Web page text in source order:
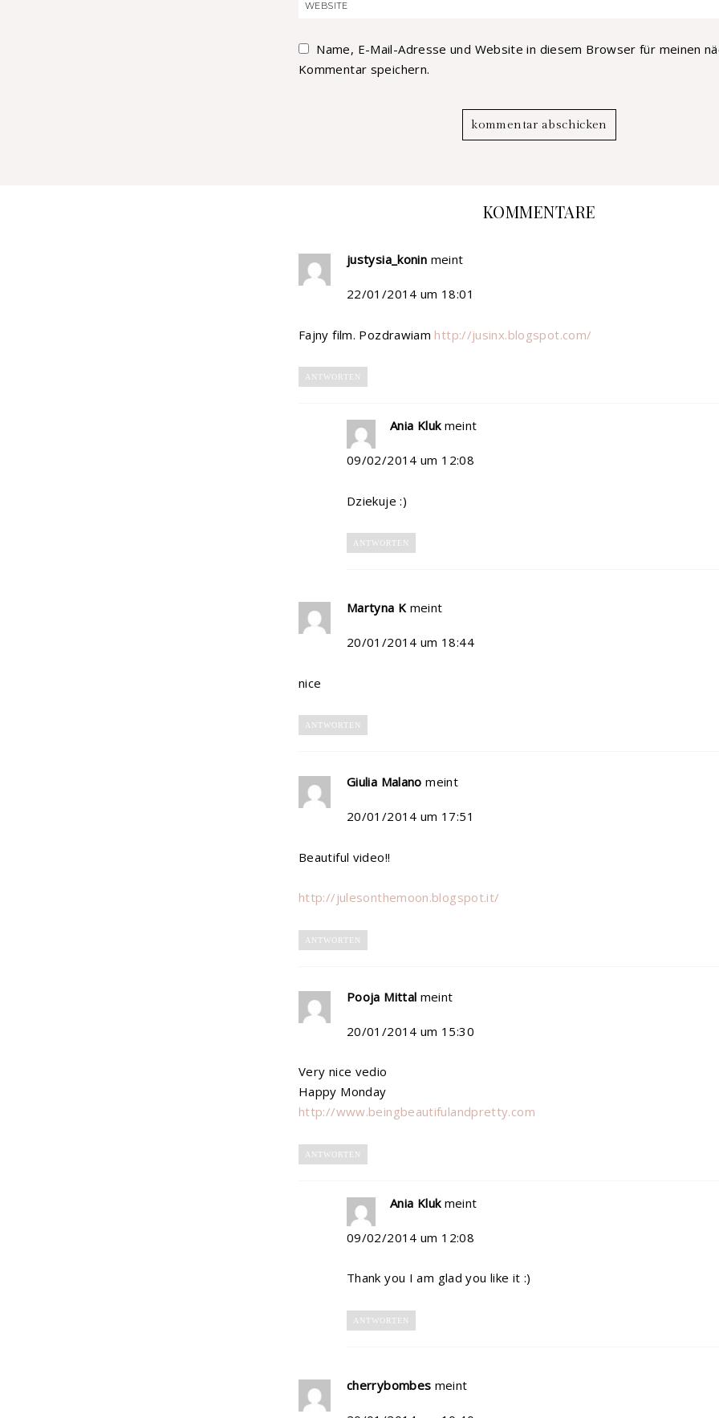
Name, E-Mail-Adresse und Website in diesem Browser für meinen
Kommentar speichern.
KOMMENTARE
justysia_konin meint
22/01/2014 um 18:01
Fajny film. Pozdrawiam http://jusinx.blogspot.com/
ANTWORTEN
Ania Kluk meint
09/02/2014 um 12:08
Dziekuje :)
ANTWORTEN
Martyna K meint
20/01/2014 um 18:44
nice
ANTWORTEN
Giulia Malano meint
20/01/2014 um 17:51
Beautiful video!!
http://julesonthemoon.blogspot.it/
ANTWORTEN
Pooja Mittal meint
20/01/2014 um 15:30
Very nice vedio
Happy Monday
http://www.beingbeautifulandpretty.com
ANTWORTEN
Ania Kluk meint
09/02/2014 um 12:08
Thank you I am glad you like it :)
ANTWORTEN
cherrybombes meint